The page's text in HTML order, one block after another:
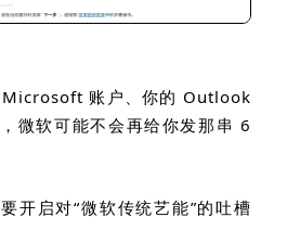
Microsoft 账户、你的 Outlook
微软可能不会再给你发那串 6
开启对“微软传统艺能”的吐槽